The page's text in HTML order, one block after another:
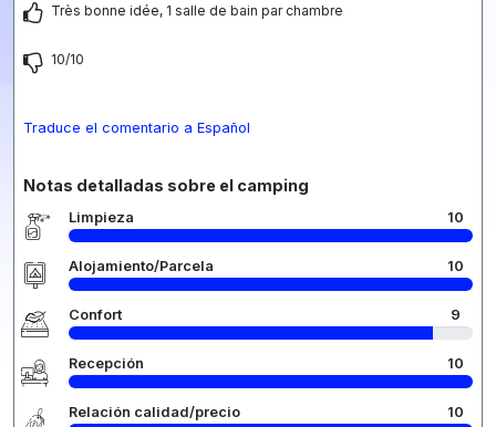
Très bonne idée, 1 salle de bain par chambre
10/10
Traduce el comentario a Español
Notas detalladas sobre el camping
Limpieza 10
Alojamiento/Parcela 10
Confort 9
Recepción 10
Relación calidad/precio 10